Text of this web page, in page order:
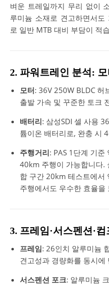
벼운 트레일까지 무리 없이
루미늄 소재로 견고하면서
로 일반 MTB 대비 부담이 적
2. 파워트레인 분석:
모터: 36V 250W BLDC 허
출발 가속 및 꾸준한 토크
배터리: 삼성SDI 셀 사용
튬이온 배터리로, 완충 시
주행거리: PAS 1단계 기
40km 주행이 가능합니다.
합 구간 20km 테스트에서
주행에서도 우수한 효율을
3. 프레임·서스펜션·
프레임: 26인치 알루미늄
견고성과 경량화를 동시에
서스펜션 포크: 알루미늄